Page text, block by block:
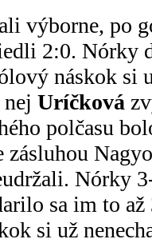
výborne, po
2:0. Nórky
náskok si
Uríčková
polčasu
zásluhou
Nórky
sa im to
si už